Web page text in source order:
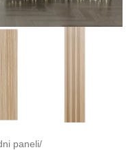
paneli/